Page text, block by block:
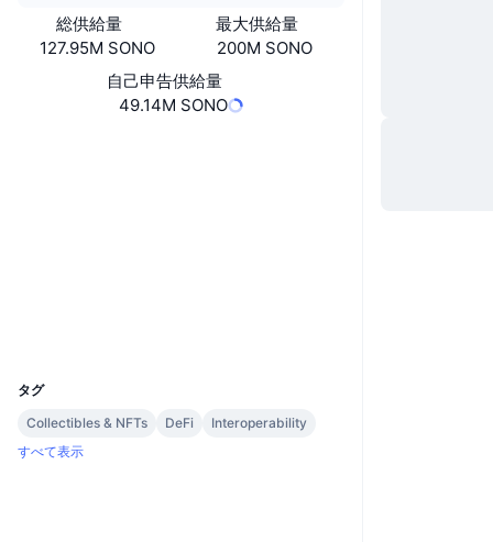
総供給量
127.95M SONO
最大供給量
200M SONO
自己申告供給量
49.14M SONO
タグ
Collectibles & NFTs
DeFi
Interoperability
すべて表示